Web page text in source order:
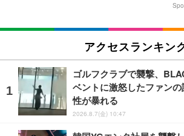
アクセスランキン
ゴルフクラブで襲撃、
ベントに激怒したファン
性が暴れる
2026.8.7(金) 10:47